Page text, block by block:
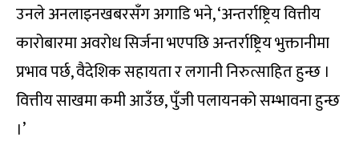
उनले अनलाइनखबरसँग अगाडि भने, ‘अन्तर्राष्ट्रिय वित्तीय
कारोबारमा अवरोध सिर्जना भएपछि अन्तर्राष्ट्रिय भुक्तानीमा
प्रभाव पर्छ, वैदेशिक सहायता र लगानी निरुत्साहित हुन्छ ।
वित्तीय साखमा कमी आउँछ, पुँजी पलायनको सम्भावना हुन्छ
।’